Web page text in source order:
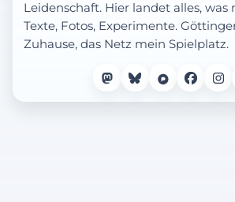
Leidenschaft. Hier landet alles, was
Texte, Fotos, Experimente.
Zuhause, das Netz mein Spielplatz.